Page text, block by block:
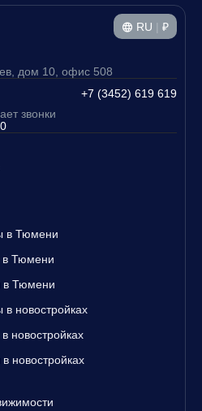
RU | ₽
дом 10, офис 508
+7 (3452) 619 619
звонки
в Тюмени
в Тюмени
в Тюмени
новостройках
новостройках
новостройках